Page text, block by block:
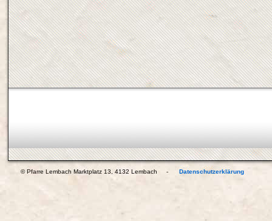
© Pfarre Lembach Marktplatz 13, 4132 Lembach - Datenschutzerklärung